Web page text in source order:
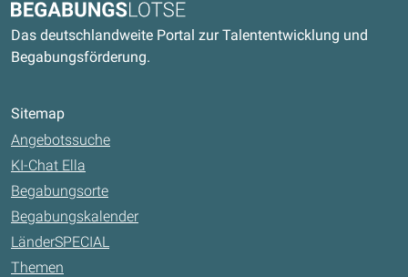
Begabungslotse
Das deutschlandweite Portal zur Talententwicklung und
Begabungsförderung.
Sitemap
Angebotssuche
KI-Chat Ella
Begabungsorte
Begabungskalender
LänderSPECIAL
Themen